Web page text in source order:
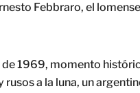
Febbraro, el
1969, momento
a la luna, un